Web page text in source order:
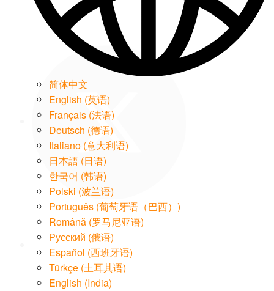
简体中文
English (英语)
Français (法语)
Deutsch (德语)
Italiano (意大利语)
日本語 (日语)
한국어 (韩语)
Polski (波兰语)
Português (葡萄牙语（巴西） )
Română (罗马尼亚语)
Русский (俄语)
Español (西班牙语)
Türkçe (土耳其语)
English (India)
LinkedIn